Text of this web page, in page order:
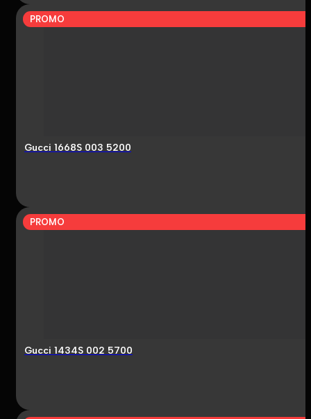
PROMO
Gucci 1668S 003 5200
PROMO
Gucci 1434S 002 5700